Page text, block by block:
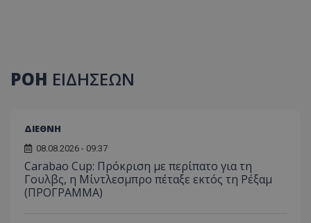
ΡΟΗ ΕΙΔΗΣΕΩΝ
ΔΙΕΘΝΗ
08.08.2026 - 09:37
Carabao Cup: Πρόκριση με περίπατο για τη
Γουλβς, η Μίντλεσμπρο πέταξε εκτός τη Ρέξαμ
(ΠΡΟΓΡΑΜΜΑ)